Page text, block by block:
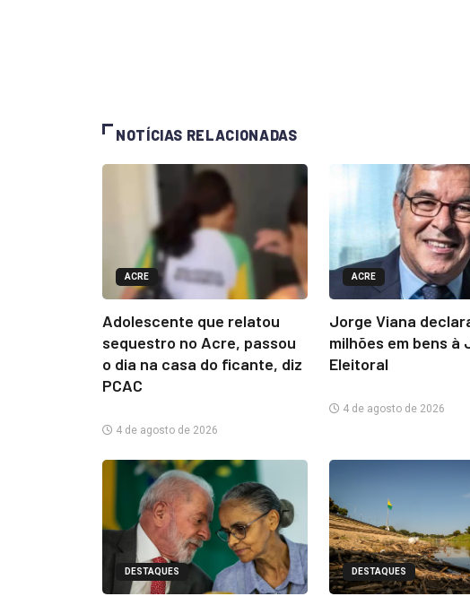
NOTÍCIAS RELACIONADAS
ACRE
Adolescente que relatou
sequestro no Acre, passou
o dia na casa do ficante, diz
PCAC
4 de agosto de 2026
ACRE
Jorge Viana
milhões em bens à
Eleitoral
4 de agosto de 2026
DESTAQUES DESTAQUES